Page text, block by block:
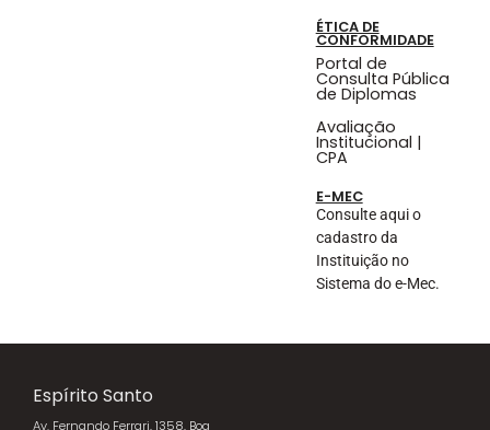
ÉTICA DE
CONFORMIDADE
Portal de
Consulta Pública
de Diplomas
Avaliação
Institucional |
CPA
E-MEC
Consulte aqui o
cadastro da
Instituição no
Sistema do e-Mec.
Espírito Santo
Av. Fernando Ferrari, 1358, Boa